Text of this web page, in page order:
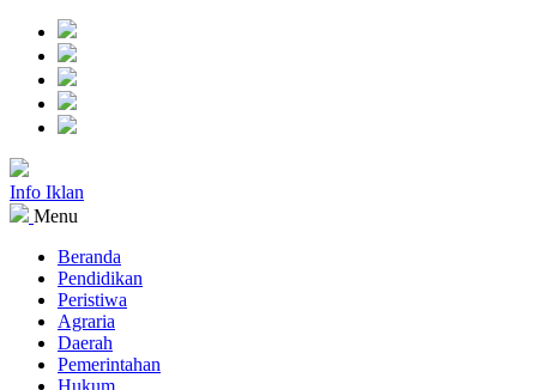
Info Iklan
Menu
Beranda
Pendidikan
Peristiwa
Agraria
Daerah
Pemerintahan
Hukum